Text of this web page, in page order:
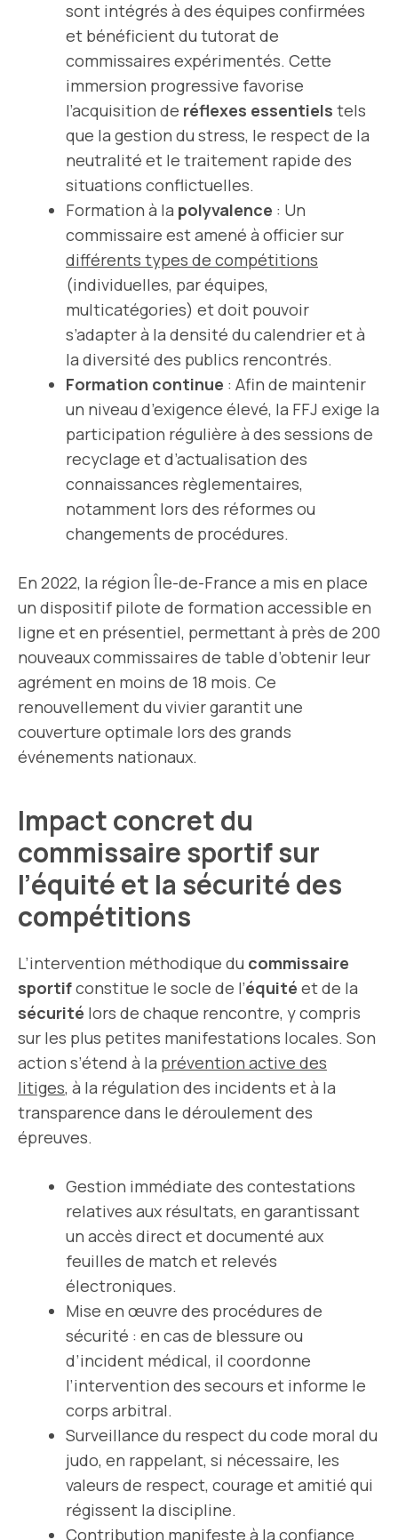
sont intégrés à des équipes confirmées
et bénéficient du tutorat de
commissaires expérimentés. Cette
immersion progressive favorise
l’acquisition de réflexes essentiels tels
que la gestion du stress, le respect de la
neutralité et le traitement rapide des
situations conflictuelles.
Formation à la polyvalence : Un
commissaire est amené à officier sur
différents types de compétitions
(individuelles, par équipes,
multicatégories) et doit pouvoir
s’adapter à la densité du calendrier et à
la diversité des publics rencontrés.
Formation continue : Afin de maintenir
un niveau d’exigence élevé, la FFJ exige la
participation régulière à des sessions de
recyclage et d’actualisation des
connaissances règlementaires,
notamment lors des réformes ou
changements de procédures.
En 2022, la région Île-de-France a mis en place
un dispositif pilote de formation accessible en
ligne et en présentiel, permettant à près de 200
nouveaux commissaires de table d’obtenir leur
agrément en moins de 18 mois. Ce
renouvellement du vivier garantit une
couverture optimale lors des grands
événements nationaux.
Impact concret du
commissaire sportif sur
l’équité et la sécurité des
compétitions
L’intervention méthodique du commissaire
sportifconstitue le socle de l’équité et de la
sécurité lors de chaque rencontre, y compris
sur les plus petites manifestations locales. Son
action s’étend à la prévention active des
litiges, à la régulation des incidents et à la
transparence dans le déroulement des
épreuves.
Gestion immédiate des contestations
relatives aux résultats, en garantissant
un accès direct et documenté aux
feuilles de match et relevés
électroniques.
Mise en œuvre des procédures de
sécurité : en cas de blessure ou
d’incident médical, il coordonne
l’intervention des secours et informe le
corps arbitral.
Surveillance du respect du code moral du
judo, en rappelant, si nécessaire, les
valeurs de respect, courage et amitié qui
régissent la discipline.
Contribution manifeste à la confiance